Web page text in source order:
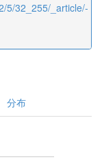
5/32_255/_article/-
分布